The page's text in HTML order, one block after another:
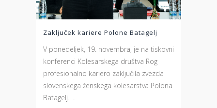
Zaključek kariere Polone Batagelj
V ponedeljek, 19. novembra, je na tiskovni
konferenci Kolesarskega društva Rog
profesionalno kariero zaključila zvezda
slovenskega ženskega kolesarstva Polona
Batagelj. ...